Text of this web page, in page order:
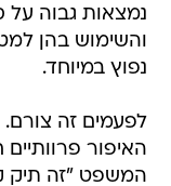
נמצאות גבוה על
והשימוש בהן
נפוץ במיוחד.
לפעמים זה
האיפור
המשפט "זה תיק